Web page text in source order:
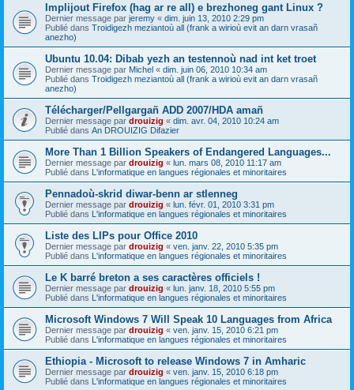
Implijout Firefox (hag ar re all) e brezhoneg gant Linux ?
Dernier message par jeremy « dim. juin 13, 2010 2:29 pm
Publié dans Troidigezh meziantoù all (frank a wirioù evit an darn vrasañ
anezho)
Ubuntu 10.04: Dibab yezh an testennoù nad int ket troet
Dernier message par Michel « dim. juin 06, 2010 10:34 am
Publié dans Troidigezh meziantoù all (frank a wirioù evit an darn vrasañ
anezho)
Télécharger/Pellgargañ ADD 2007/HDA amañ
Dernier message par drouizig « dim. avr. 04, 2010 10:24 am
Publié dans An DROUIZIG Difazier
More Than 1 Billion Speakers of Endangered Languages...
Dernier message par drouizig « lun. mars 08, 2010 11:17 am
Publié dans L'informatique en langues régionales et minoritaires
Pennadoù-skrid diwar-benn ar stlenneg
Dernier message par drouizig « lun. févr. 01, 2010 3:31 pm
Publié dans L'informatique en langues régionales et minoritaires
Liste des LIPs pour Office 2010
Dernier message par drouizig « ven. janv. 22, 2010 5:35 pm
Publié dans L'informatique en langues régionales et minoritaires
Le K barré breton a ses caractères officiels !
Dernier message par drouizig « lun. janv. 18, 2010 5:55 pm
Publié dans L'informatique en langues régionales et minoritaires
Microsoft Windows 7 Will Speak 10 Languages from Africa
Dernier message par drouizig « ven. janv. 15, 2010 6:21 pm
Publié dans L'informatique en langues régionales et minoritaires
Ethiopia - Microsoft to release Windows 7 in Amharic
Dernier message par drouizig « ven. janv. 15, 2010 6:18 pm
Publié dans L'informatique en langues régionales et minoritaires